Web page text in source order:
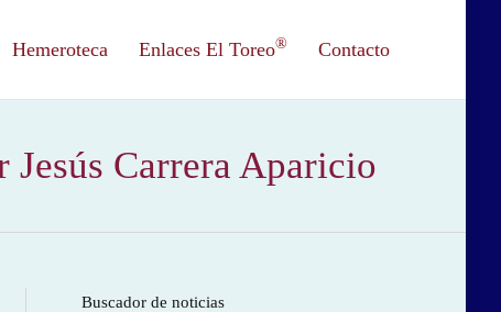
Hemeroteca Enlaces El Toreo® Contacto
Carrera Aparicio
Buscador de noticias